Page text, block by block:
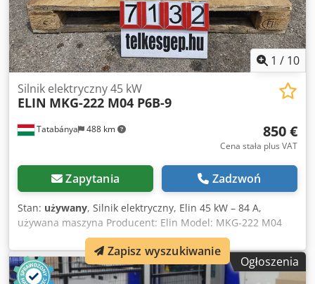
1 / 10
Tatabánya 488 km
Silnik elektryczny 45 kW
ELIN MKG-222 M04 P6B-9
850 €
Cena stała plus VAT
Zapytania Zadzwoń
Stan: używany, Silnik elektryczny, Elin 45 kW – 84 A,
używana maszyna Producent: Elin Model: MKG-222 M04
P6B-9 Moc: 45 kW Prąd znamionowy: 84 A Średnica wału:
50 mm Parametry elektryczne: Napięcie zasilania: 400 V
Moc: 45 kW Prąd znamionowy: 84 A Dkjdpfx Aszmythjater
Ogłoszenia
Zapisz wyszukiwanie